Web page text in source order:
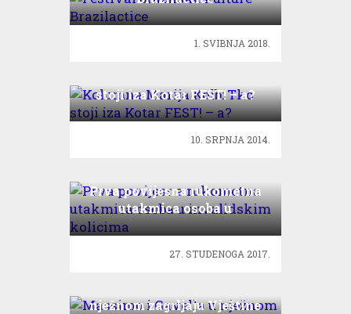
1. SVIBNJA 2018.
stoji iza Kotar FEST! – a?
10. SRPNJA 2014.
Prva povijesna rukometna
utakmica osoba u
invalidskim kolicima
27. STUDENOGA 2017.
nježnom zagrljaju Vještine